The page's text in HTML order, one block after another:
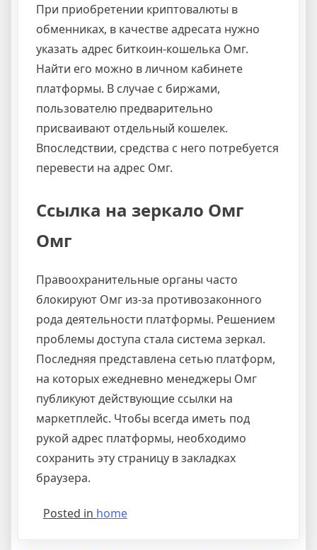
При приобретении криптовалюты в
обменниках, в качестве адресата нужно
указать адрес биткоин-кошелька Омг.
Найти его можно в личном кабинете
платформы. В случае с биржами,
пользователю предварительно
присваивают отдельный кошелек.
Впоследствии, средства с него потребуется
перевести на адрес Омг.
Ссылка на зеркало Омг
Омг
Правоохранительные органы часто
блокируют Омг из-за противозаконного
рода деятельности платформы. Решением
проблемы доступа стала система зеркал.
Последняя представлена сетью платформ,
на которых ежедневно менеджеры Омг
публикуют действующие ссылки на
маркетплейс. Чтобы всегда иметь под
рукой адрес платформы, необходимо
сохранить эту страницу в закладках
браузера.
Posted in home